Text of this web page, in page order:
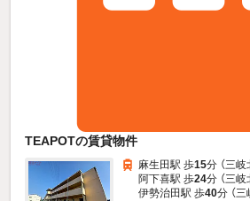
TEAPOTの賃貸物件
麻生田駅 歩15分 （三岐
阿下喜駅 歩24分 （三岐
伊勢治田駅 歩40分 （三